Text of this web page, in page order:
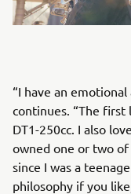
“I have an
continues. “The
DT1-250cc. I also
owned one or two of
since I was a
philosophy if you